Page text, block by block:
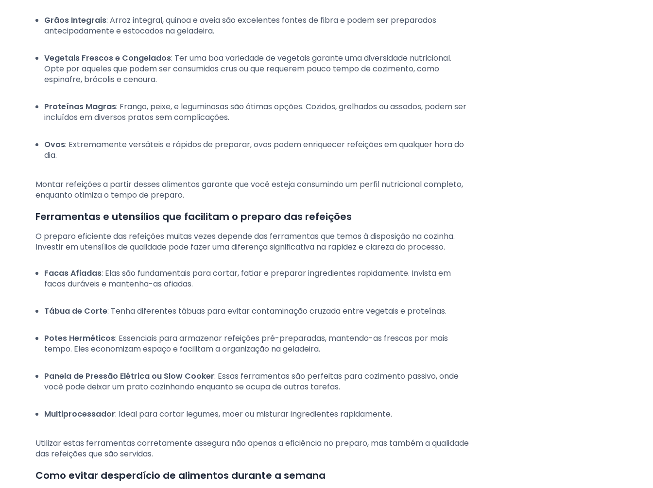
Grãos Integrais: Arroz integral, quinoa e aveia são excelentes fontes de fibra e podem ser preparados
antecipadamente e estocados na geladeira.
Vegetais Frescos e Congelados: Ter uma boa variedade de vegetais garante uma diversidade nutricional.
Opte por aqueles que podem ser consumidos crus ou que requerem pouco tempo de cozimento, como
espinafre, brócolis e cenoura.
Proteínas Magras: Frango, peixe, e leguminosas são ótimas opções. Cozidos, grelhados ou assados, podem ser
incluídos em diversos pratos sem complicações.
Ovos: Extremamente versáteis e rápidos de preparar, ovos podem enriquecer refeições em qualquer hora do
dia.
Montar refeições a partir desses alimentos garante que você esteja consumindo um perfil nutricional completo,
enquanto otimiza o tempo de preparo.
Ferramentas e utensílios que facilitam o preparo das refeições
O preparo eficiente das refeições muitas vezes depende das ferramentas que temos à disposição na cozinha.
Investir em utensílios de qualidade pode fazer uma diferença significativa na rapidez e clareza do processo.
Facas Afiadas: Elas são fundamentais para cortar, fatiar e preparar ingredientes rapidamente. Invista em
facas duráveis e mantenha-as afiadas.
Tábua de Corte: Tenha diferentes tábuas para evitar contaminação cruzada entre vegetais e proteínas.
Potes Herméticos: Essenciais para armazenar refeições pré-preparadas, mantendo-as frescas por mais
tempo. Eles economizam espaço e facilitam a organização na geladeira.
Panela de Pressão Elétrica ou Slow Cooker: Essas ferramentas são perfeitas para cozimento passivo, onde
você pode deixar um prato cozinhando enquanto se ocupa de outras tarefas.
Multiprocessador: Ideal para cortar legumes, moer ou misturar ingredientes rapidamente.
Utilizar estas ferramentas corretamente assegura não apenas a eficiência no preparo, mas também a qualidade
das refeições que são servidas.
Como evitar desperdício de alimentos durante a semana